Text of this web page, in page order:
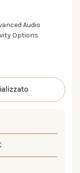
Audio
Options